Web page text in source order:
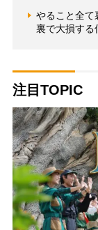
やること全
裏で大損する
注目TOPIC